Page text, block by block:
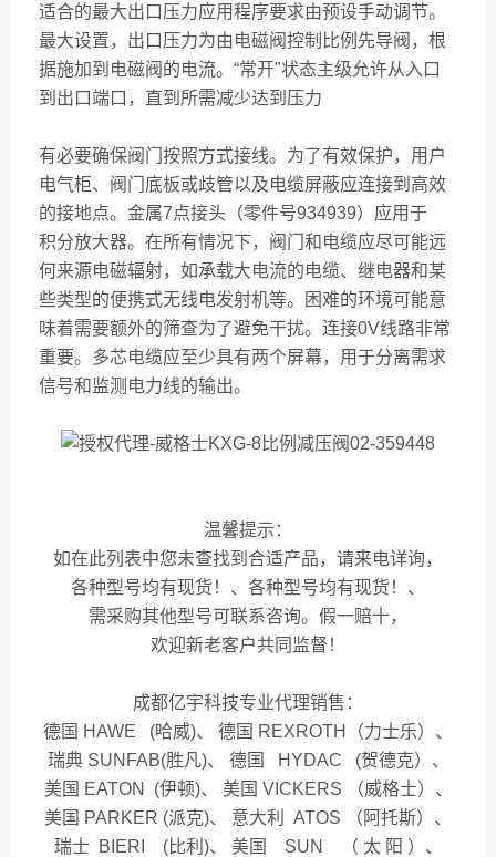
适合的最大出口压力应用程序要求由预设手动调节。
最大设置，出口压力为由电磁阀控制比例先导阀，根
据施加到电磁阀的电流。“常开"状态主级允许从入口
到出口端口，直到所需减少达到压力
有必要确保阀门按照方式接线。为了有效保护，用户
电气柜、阀门底板或歧管以及电缆屏蔽应连接到高效
的接地点。金属7点接头（零件号934939）应用于
积分放大器。在所有情况下，阀门和电缆应尽可能远
何来源电磁辐射，如承载大电流的电缆、继电器和某
些类型的便携式无线电发射机等。困难的环境可能意
味着需要额外的筛查为了避免干扰。连接0V线路非常
重要。多芯电缆应至少具有两个屏幕，用于分离需求
信号和监测电力线的输出。
温馨提示：
如在此列表中您未查找到合适产品，请来电详询，
各种型号均有现货！、各种型号均有现货！、
需采购其他型号可联系咨询。假一赔十，
欢迎新老客户共同监督！
成都亿宇科技专业代理销售：
德国 HAWE (哈威)、 德国 REXROTH（力士乐）、
瑞典 SUNFAB(胜凡)、 德国 HYDAC (贺德克）、
美国 EATON (伊顿)、 美国 VICKERS （威格士）、
美国 PARKER (派克)、 意大利 ATOS （阿托斯）、
瑞士 BIERI (比利)、 美国 SUN （ 太 阳 ）、